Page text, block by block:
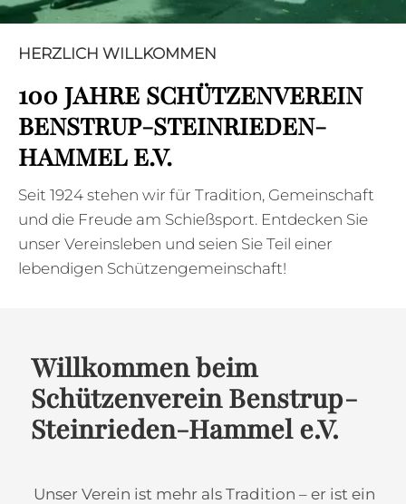
HERZLICH WILLKOMMEN
100 JAHRE SCHÜTZENVEREIN
BENSTRUP-STEINRIEDEN-
HAMMEL E.V.
Seit 1924 stehen wir für Tradition, Gemeinschaft
und die Freude am Schießsport. Entdecken Sie
unser Vereinsleben und seien Sie Teil einer
lebendigen Schützengemeinschaft!
Willkommen beim
Schützenverein Benstrup-
Steinrieden-Hammel e.V.
Unser Verein ist mehr als Tradition – er ist ein